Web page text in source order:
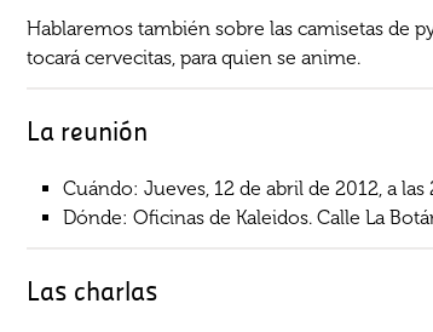
Hablaremos también sobre las camisetas de
tocará cervecitas, para quien se anime.
La reunión
Cuándo: Jueves, 12 de abril de 2012, a las
Dónde: Oficinas de Kaleidos. Calle La
Las charlas